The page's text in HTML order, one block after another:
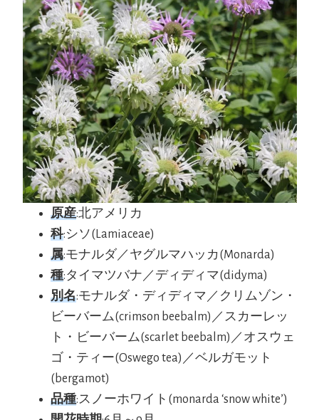
原産:北アメリカ
科:シソ(Lamiaceae)
属:モナルダ／ヤグルマハッカ(Monarda)
種:タイマツバナ／ディディマ(didyma)
別名:モナルダ・ディディマ／クリムゾン・
ビーバーム(crimson beebalm)／スカーレッ
ト・ビーバーム(scarlet beebalm)／オスウェ
ゴ・ティー(Oswego tea)／ベルガモット
(bergamot)
品種:スノーホワイト(monarda ‘snow white’)